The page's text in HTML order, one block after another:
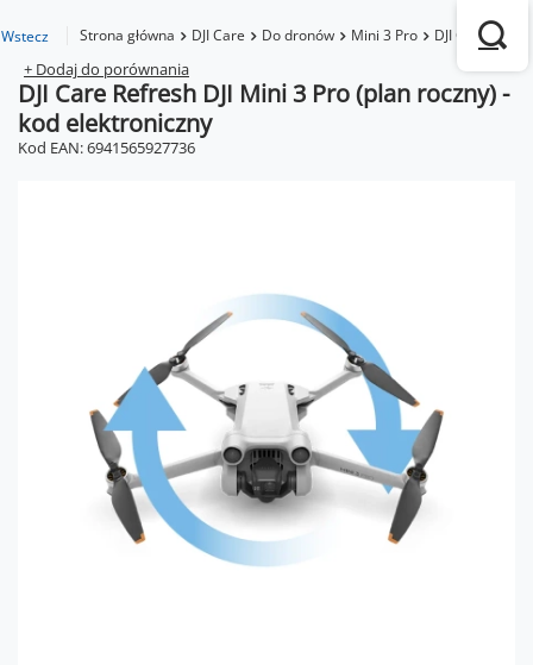
Wstecz Strona główna DJI Care Do dronów Mini 3 Pro DJI Care
+ Dodaj do porównania
DJI Care Refresh DJI Mini 3 Pro (plan roczny) -
kod elektroniczny
Kod EAN: 6941565927736